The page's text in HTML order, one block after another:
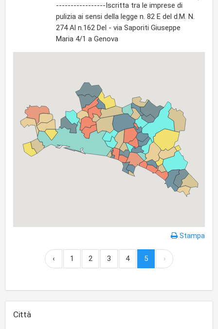
-----------------Iscritta tra le imprese di
pulizia ai sensi della legge n. 82 E del d.M. N.
274 Al n.162 Del - via Saporiti Giuseppe
Maria 4/1 a Genova
Stampa
‹ 1 2 3 4 5 ›
Città